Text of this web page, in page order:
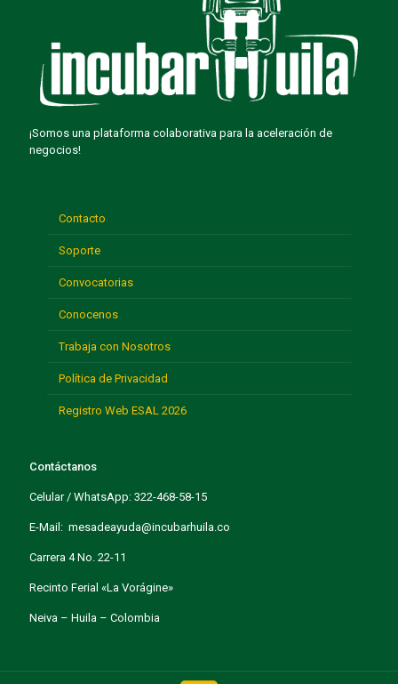
¡Somos una plataforma colaborativa para la aceleración de
negocios!
Contacto
Soporte
Convocatorias
Conocenos
Trabaja con Nosotros
Política de Privacidad
Registro Web ESAL 2026
Contáctanos
Celular / WhatsApp: 322-468-58-15
E-Mail: mesadeayuda@incubarhuila.co
Carrera 4 No. 22-11
Recinto Ferial «La Vorágine»
Neiva – Huila – Colombia